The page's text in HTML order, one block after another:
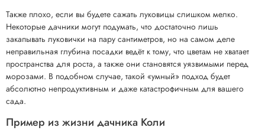
Также плохо, если вы будете сажать луковицы слишком мелко.
Некоторые дачники могут подумать, что достаточно лишь
закапывать луковички на пару сантиметров, но на самом деле
неправильная глубина посадки ведёт к тому, что цветам не хватает
пространства для роста, а также они становятся уязвимыми перед
морозами. В подобном случае, такой «умный» подход будет
абсолютно непродуктивным и даже катастрофичным для вашего
сада.
Пример из жизни дачника Коли